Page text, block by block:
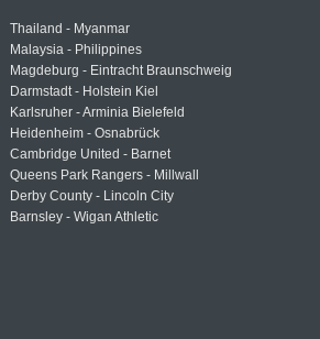
Thailand - Myanmar
Malaysia - Philippines
Magdeburg - Eintracht Braunschweig
Darmstadt - Holstein Kiel
Karlsruher - Arminia Bielefeld
Heidenheim - Osnabrück
Cambridge United - Barnet
Queens Park Rangers - Millwall
Derby County - Lincoln City
Barnsley - Wigan Athletic